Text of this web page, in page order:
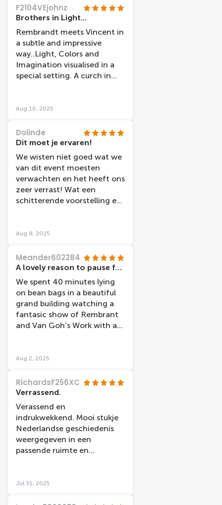
pass away, but the Word
remains’ - their legacy lives
on… I enjoyed the setting
and the story and left
feeling enriched by what I
learned It had soul in this
illumination! Thank you Julie
experience
we had tickets at 11 and
they let us at 12 because we
were late
F2104VEjohnz
Brothers in Light...
Rembrandt meets Vincent in
a subtle and impressive
way..Light, Colors and
Imagination visualised in a
special setting. A curch in
Aug 16, 2025
Dolinde
Dit moet je ervaren!
We wisten niet goed wat we
van dit event moesten
verwachten en het heeft ons
zeer verrast! Wat een
schitterende voorstelling en
Heel knap hoe de
schilderijen gebruikt worden
om de beelden in elkaar te
laten vloeien. Ook de
verhaallijn ahv de brieven
van van Gogh aan zijn broer
is heel mooi en
indrukwekkend uitgewerkt!
Aug 8, 2025
Meander602284
A lovely reason to pause for 40 mins and soak up some Dutch culture
We spent 40 minutes lying
on bean bags in a beautiful
grand building watching a
fantasic show of Rembrant
and Van Goh’s Work with a
pleasant break from walking
Aug 2, 2025
RichardsF256XC
Verrassend.
Verassend en
indrukwekkend. Mooi stukje
Nederlandse geschiedenis
weergegeven in een
passende ruimte en
Jul 31, 2025